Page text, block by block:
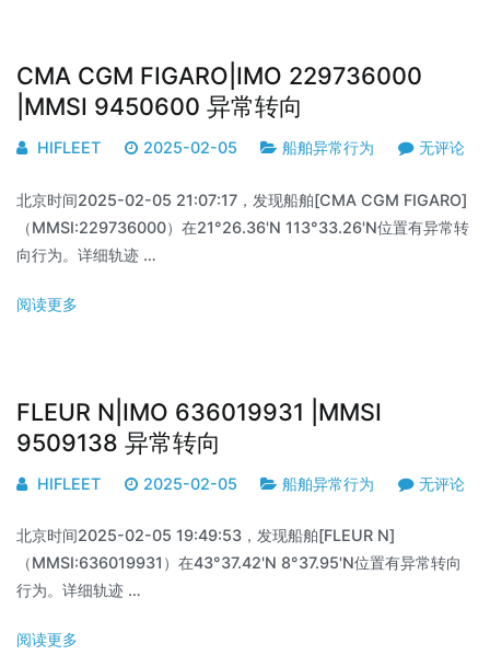
CMA CGM FIGARO|IMO 229736000
|MMSI 9450600 异常转向
HIFLEET 2025-02-05 船舶异常行为 无评论
北京时间2025-02-05 21:07:17，发现船舶[CMA CGM FIGARO]
（MMSI:229736000）在21°26.36'N 113°33.26'N位置有异常转
向行为。详细轨迹 …
阅读更多
FLEUR N|IMO 636019931 |MMSI
9509138 异常转向
HIFLEET 2025-02-05 船舶异常行为 无评论
北京时间2025-02-05 19:49:53，发现船舶[FLEUR N]
（MMSI:636019931）在43°37.42'N 8°37.95'N位置有异常转向
行为。详细轨迹 …
阅读更多